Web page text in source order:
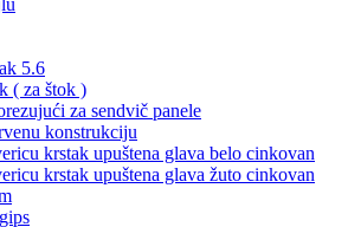
5.6
( za štok )
za sendvič panele
konstrukciju
krstak upuštena glava belo cinkovan
krstak upuštena glava žuto cinkovan